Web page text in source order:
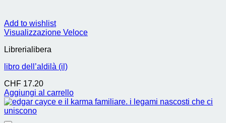
Add to wishlist
Visualizzazione Veloce
Librerialibera
libro dell’aldilà (il)
CHF 17.20
Aggiungi al carrello